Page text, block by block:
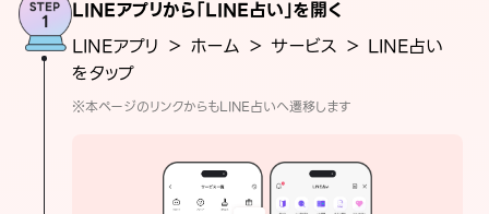
LINEアプリから「LINE占い」を開く
LINEアプリ ＞ ホーム ＞ サービス ＞ LINE占い
をタップ
※本ページのリンクからもLINE占いへ遷移します